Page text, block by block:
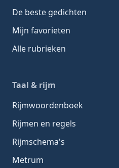
De beste gedichten
Mijn favorieten
Alle rubrieken
Taal & rijm
Rijmwoordenboek
Rijmen en regels
Rijmschema's
Metrum